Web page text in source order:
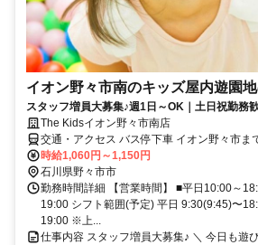
イオン野々市南のキッズ屋内遊園
スタッフ増員大募集♪週1日～OK｜土日祝勤務歓
The Kidsイオン野々市南店
交通・アクセス バス停下車 イオン野々市ま
時給1,060円～1,150円
石川県野々市市
勤務時間詳細 【営業時間】 ■平日10:00～
19:00 シフト範囲(予定) 平日 9:30(9:45)〜
19:00 ※上...
仕事内容 スタッフ増員大募集♪ ＼ 今日も遊